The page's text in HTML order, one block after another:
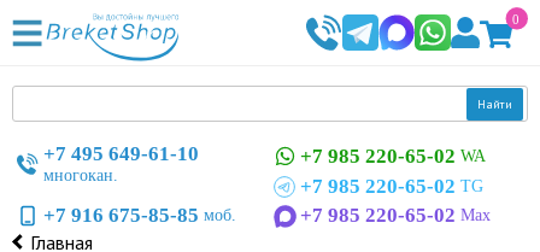
0
Найти
+7 495 649-61-10
многокан.
+7 916 675-85-85 моб.
+7 985 220-65-02 WA
+7 985 220-65-02 TG
+7 985 220-65-02 Max
Главная